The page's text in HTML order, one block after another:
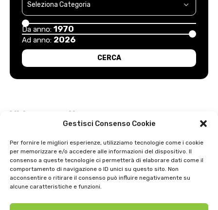
Gestisci Consenso Cookie
Per fornire le migliori esperienze, utilizziamo tecnologie come i cookie
per memorizzare e/o accedere alle informazioni del dispositivo. Il
consenso a queste tecnologie ci permetterà di elaborare dati come il
comportamento di navigazione o ID unici su questo sito. Non
acconsentire o ritirare il consenso può influire negativamente su
alcune caratteristiche e funzioni.
Da anno: 1970
Ad anno: 2026
Video recenti
Intervista a Gian Antonio Stella su “L’orda” di Luigi Bardelli 2002
Festa dell’ Unità PDS: interviste 1991